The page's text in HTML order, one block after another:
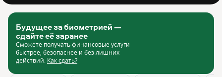
Будущее за биометрией —
сдайте её заранее
Сможете получать финансовые услуги
быстрее, безопаснее и без лишних
действий. Как сдать?